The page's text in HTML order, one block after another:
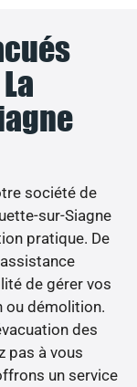
société de
sur-Siagne
pratique. De
de gérer vos
ou démolition.
des
pas à vous
un service